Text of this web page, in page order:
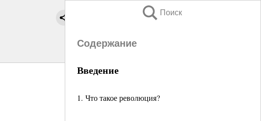
Поиск
Содержание
Введение
1. Что такое революция?